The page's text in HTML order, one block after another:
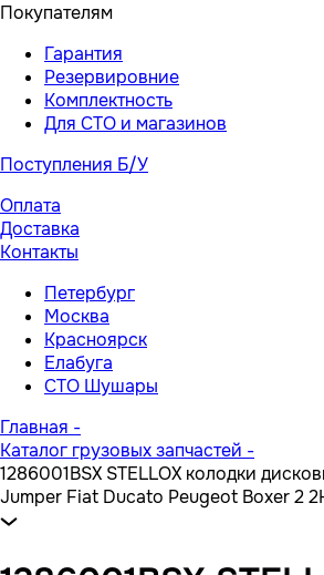
Покупателям
Гарантия
Резервировние
Комплектность
Для СТО и магазинов
Поступления Б/У
Оплата
Доставка
Контакты
Петербург
Москва
Красноярск
Елабуга
СТО Шушары
Главная -
Каталог грузовых запчастей -
1286001BSX STELLOX колодки
Jumper Fiat Ducato Peugeot Boxer 2